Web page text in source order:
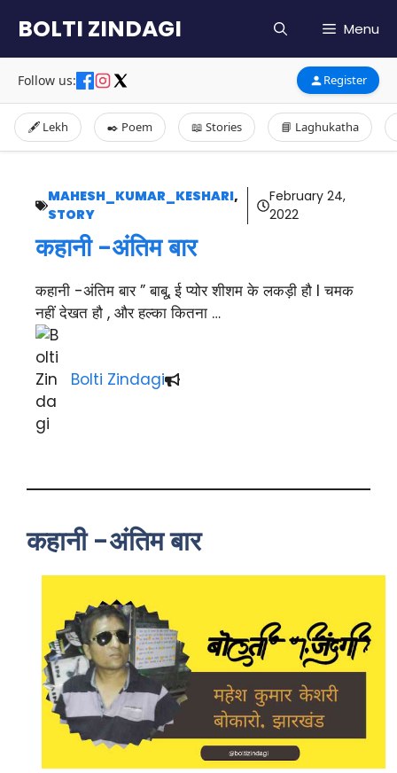
content
BOLTI ZINDAGI Menu
Follow us: Register
🖋️ Lekh ✒️ Poem 📖 Stories 📘 Laghukatha
MAHESH_KUMAR_KESHARI,
STORY
February 24,
2022
कहानी -अंतिम बार
कहानी -अंतिम बार ” बाबू, ई प्योर शीशम के लकड़ी हौ l चमक
नहीं देखत हौ , और हल्का कितना …
Bolti Zindagi
कहानी -अंतिम बार